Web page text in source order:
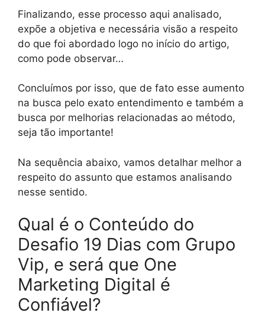
Finalizando, esse processo aqui analisado,
expõe a objetiva e necessária visão a respeito
do que foi abordado logo no início do artigo,
como pode observar…
Concluímos por isso, que de fato esse aumento
na busca pelo exato entendimento e também a
busca por melhorias relacionadas ao método,
seja tão importante!
Na sequência abaixo, vamos detalhar melhor a
respeito do assunto que estamos analisando
nesse sentido.
Qual é o Conteúdo do
Desafio 19 Dias com Grupo
Vip, e será que One
Marketing Digital é
Confiável?